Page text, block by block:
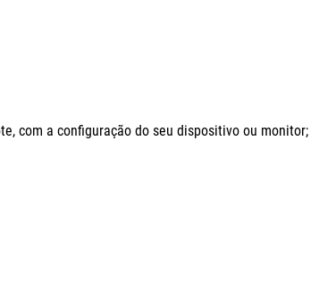
com a configuração do seu dispositivo ou monitor;